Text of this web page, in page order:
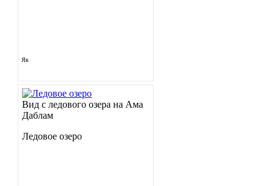
Як
Вид с ледового озера на Ама
Даблам
Ледовое озеро